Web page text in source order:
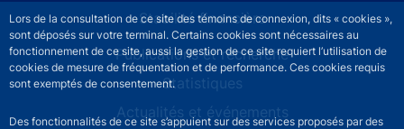
Lors de la consultation de ce site des témoins de connexion, dits « cookies »,
sont déposés sur votre terminal. Certains cookies sont nécessaires au
fonctionnement de ce site, aussi la gestion de ce site requiert l’utilisation de
cookies de mesure de fréquentation et de performance. Ces cookies requis
sont exemptés de consentement.
Des fonctionnalités de ce site s’appuient sur des services proposés par des
Stabilité financière
Publications et recherche
Statistiques
Actualités et événements